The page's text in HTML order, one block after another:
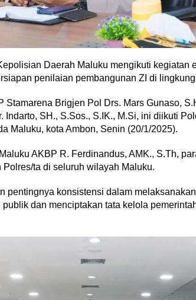
Daerah Maluku mengikuti kegiatan
penilaian pembangunan ZI di
Stamarena Brigjen Pol Drs. Mars Gunaso,
Indarto, SH., S.Sos., S.IK., M.Si, ini diikuti
Maluku, kota Ambon, Senin (20/1/2025).
AKBP R. Ferdinandus, AMK., S.Th,
ta di seluruh wilayah Maluku.
pentingnya konsistensi dalam
dan menciptakan tata kelola